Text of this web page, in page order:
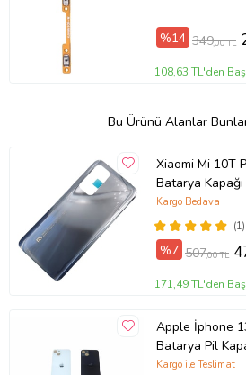
%14 349,00 TL
108,63 TL'den
Bu Ürünü Alanlar
Xiaomi Mi 10T
Batarya
M2007J3SI (Gri)
(1)
Kargo Bedava
%7 507,00 TL
171,49 TL'den
Apple İphone
Batarya Pil
(Beyaz)
Kargo ile Teslimat